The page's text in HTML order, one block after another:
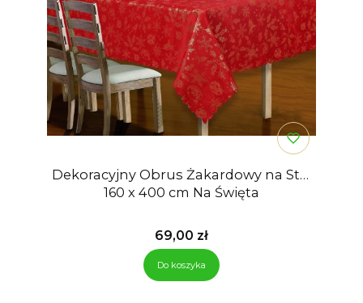
Dekoracyjny Obrus Żakardowy na Stół
160 x 400 cm Na Święta
Cena
69,00 zł
Do koszyka